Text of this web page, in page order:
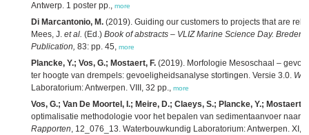
Antwerp. 1 poster pp., more
Di Marcantonio, M. (2019). Guiding our customers to projects that are
Mees, J. et al. (Ed.) Book of abstracts – VLIZ Marine Science Day.
Publication, 83: pp. 45, more
Plancke, Y.; Vos, G.; Mostaert, F. (2019). Morfologie Mesoschaal –
ter hoogte van drempels: gevoeligheidsanalyse stortingen. Versie 3.0. WL
Laboratorium: Antwerpen. VIII, 32 pp., more
Vos, G.; Van De Moortel, I.; Meire, D.; Claeys, S.; Plancke, Y.; Mostaert,
optimalisatie methodologie voor het bepalen van sedimentaanvoer naar
Rapporten, 12_076_13. Waterbouwkundig Laboratorium: Antwerpen. XI,